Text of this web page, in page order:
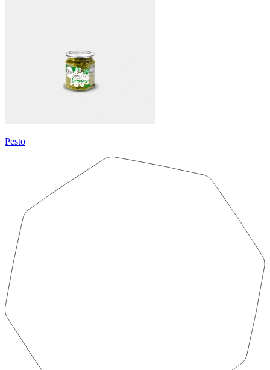
Pesto